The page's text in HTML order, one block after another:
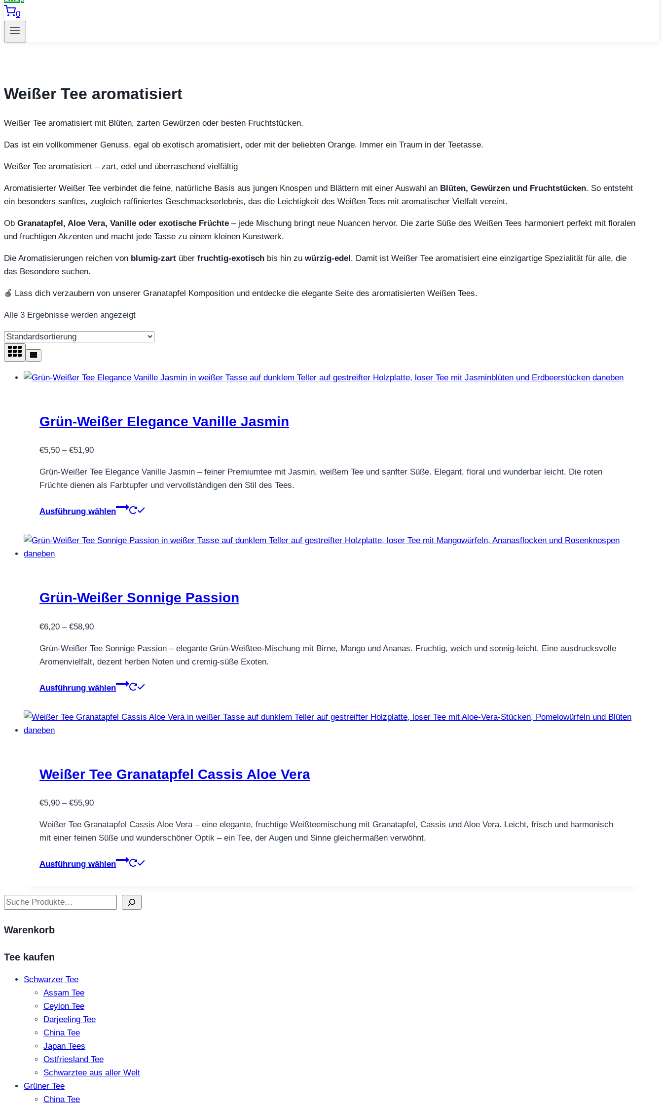
0
Weißer Tee aromatisiert
Weißer Tee aromatisiert mit Blüten, zarten Gewürzen oder besten Fruchtstücken.
Das ist ein vollkommener Genuss, egal ob exotisch aromatisiert, oder mit der beliebten Orange. Immer ein Traum in der Teetasse.
Weißer Tee aromatisiert – zart, edel und überraschend vielfältig
Aromatisierter Weißer Tee verbindet die feine, natürliche Basis aus jungen Knospen und Blättern mit einer Auswahl an Blüten, Gewürzen und Fruchtstücken. So entsteht
ein besonders sanftes, zugleich raffiniertes Geschmackserlebnis, das die Leichtigkeit des Weißen Tees mit aromatischer Vielfalt vereint.
Ob Granatapfel, Aloe Vera, Vanille oder exotische Früchte – jede Mischung bringt neue Nuancen hervor. Die zarte Süße des Weißen Tees harmoniert perfekt mit floralen
und fruchtigen Akzenten und macht jede Tasse zu einem kleinen Kunstwerk.
Die Aromatisierungen reichen von blumig‑zart über fruchtig‑exotisch bis hin zu würzig‑edel. Damit ist Weißer Tee aromatisiert eine einzigartige Spezialität für alle, die
das Besondere suchen.
🍎 Lass dich verzaubern von unserer Granatapfel Komposition und entdecke die elegante Seite des aromatisierten Weißen Tees.
Alle 3 Ergebnisse werden angezeigt
Grün-Weißer Elegance Vanille Jasmin
€5,50 – €51,90Preisspanne:
bis
€51,90
Grün-Weißer Tee Elegance Vanille Jasmin – feiner Premiumtee mit Jasmin, weißem Tee und sanfter Süße. Elegant, floral und wunderbar leicht. Die roten
Früchte dienen als Farbtupfer und vervollständigen den Stil des Tees.
Ausführung wählen
Dieses
mehrere
Optionen
Produktseite
gewählt
Grün-Weißer Sonnige Passion
€6,20 – €58,90Preisspanne:
bis
€58,90
Grün-Weißer Tee Sonnige Passion – elegante Grün-Weißtee-Mischung mit Birne, Mango und Ananas. Fruchtig, weich und sonnig-leicht. Eine ausdrucksvolle
Aromenvielfalt, dezent herben Noten und cremig-süße Exoten.
Ausführung wählen
Dieses
mehrere
Optionen
Produktseite
gewählt
Weißer Tee Granatapfel Cassis Aloe Vera
€5,90 – €55,90Preisspanne:
bis
€55,90
Weißer Tee Granatapfel Cassis Aloe Vera – eine elegante, fruchtige Weißteemischung mit Granatapfel, Cassis und Aloe Vera. Leicht, frisch und harmonisch
mit einer feinen Süße und wunderschöner Optik – ein Tee, der Augen und Sinne gleichermaßen verwöhnt.
Ausführung wählen
Dieses
Suchen
Warenkorb
Tee kaufen
Schwarzer Tee
Assam Tee
Ceylon Tee
Darjeeling Tee
China Tee
Japan Tees
Ostfriesland Tee
Schwarztee aus aller Welt
Grüner Tee
China Tee